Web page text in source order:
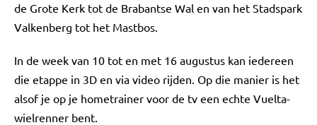
de Grote Kerk tot de Brabantse Wal en van het Stadspark
Valkenberg tot het Mastbos.
In de week van 10 tot en met 16 augustus kan iedereen
die etappe in 3D en via video rijden. Op die manier is het
alsof je op je hometrainer voor de tv een echte Vuelta-
wielrenner bent.